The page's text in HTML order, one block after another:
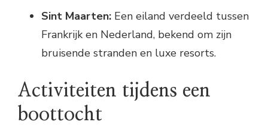
Sint Maarten: Een eiland verdeeld tussen
Frankrijk en Nederland, bekend om zijn
bruisende stranden en luxe resorts.
Activiteiten tijdens een
boottocht